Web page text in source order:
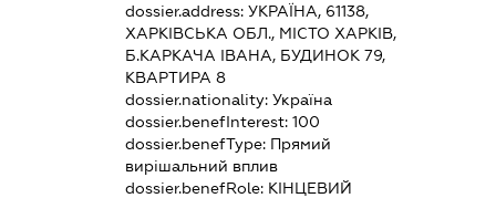
dossier.address: УКРАЇНА, 61138,
ХАРКІВСЬКА ОБЛ., МІСТО ХАРКІВ,
Б.КАРКАЧА ІВАНА, БУДИНОК 79,
КВАРТИРА 8
dossier.nationality: Україна
dossier.benefInterest: 100
dossier.benefType: Прямий
вирішальний вплив
dossier.benefRole: КІНЦЕВИЙ